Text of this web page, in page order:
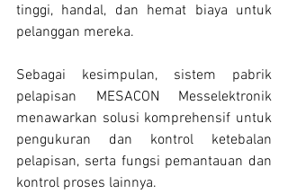
tinggi, handal, dan hemat biaya untuk
pelanggan mereka.
Sebagai kesimpulan, sistem pabrik
pelapisan MESACON Messelektronik
menawarkan solusi komprehensif untuk
pengukuran dan kontrol ketebalan
pelapisan, serta fungsi pemantauan dan
kontrol proses lainnya.